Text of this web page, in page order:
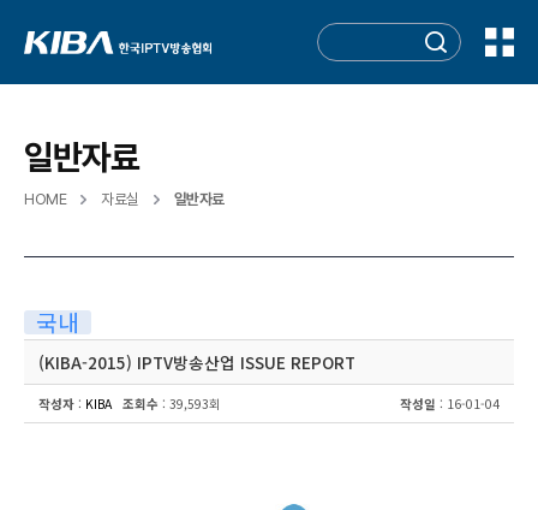
일반자료
HOME 자료실 일반자료
국내
(KIBA-2015) IPTV방송산업 ISSUE REPORT
작성자 : KIBA 조회수 : 39,593회 작성일 : 16-01-04